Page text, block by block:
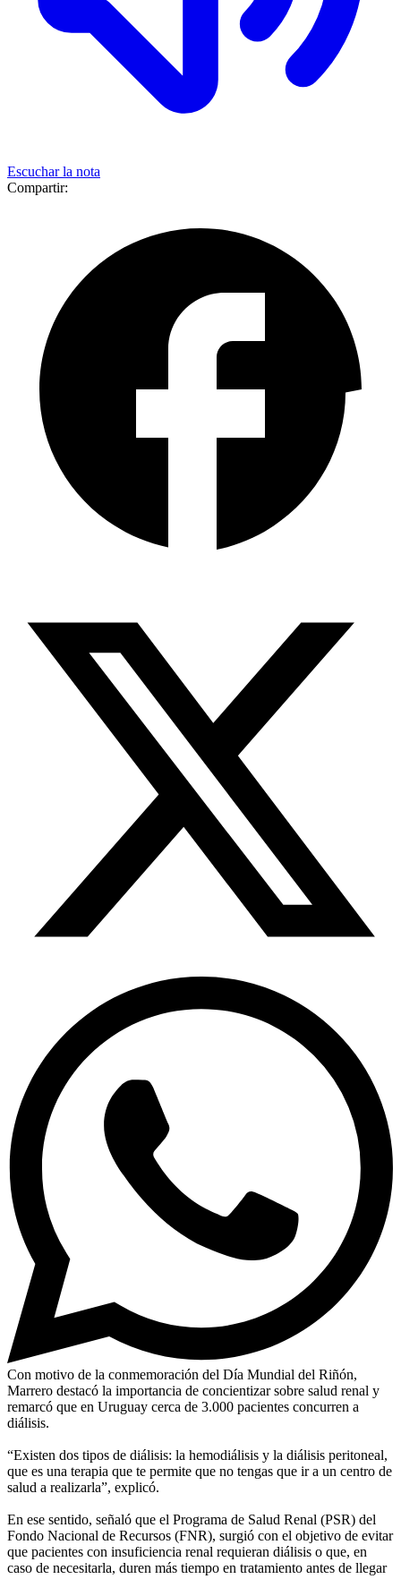
Escuchar la nota
Compartir:
Con motivo de la conmemoración del Día Mundial del Riñón,
Marrero destacó la importancia de concientizar sobre salud renal y
remarcó que en Uruguay cerca de 3.000 pacientes concurren a
diálisis.
“Existen dos tipos de diálisis: la hemodiálisis y la diálisis peritoneal,
que es una terapia que te permite que no tengas que ir a un centro de
salud a realizarla”, explicó.
En ese sentido, señaló que el Programa de Salud Renal (PSR) del
Fondo Nacional de Recursos (FNR), surgió con el objetivo de evitar
que pacientes con insuficiencia renal requieran diálisis o que, en
caso de necesitarla, duren más tiempo en tratamiento antes de llegar